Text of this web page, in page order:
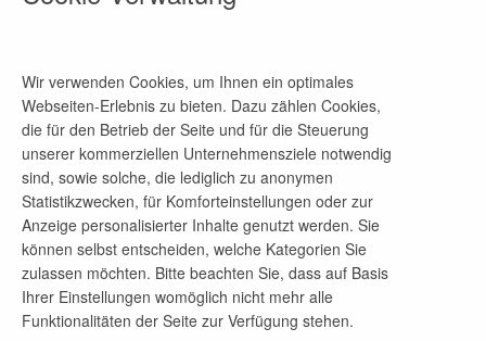
E-Mail-Adresse
personal@opelka.de
Firmenprofil
Wir arbeiten für die Zukunft der Backwarenbranche.
Unsere innovativen Maschinen ermöglichen
Bäckereien aller Größenordnungen die
zuverlässige Produktion von hochwertigem
Wir verwenden Cookies, um Ihnen ein optimales
Webseiten-Erlebnis zu bieten. Dazu zählen Cookies,
die für den Betrieb der Seite und für die Steuerung
unserer kommerziellen Unternehmensziele notwendig
sind, sowie solche, die lediglich zu anonymen
Statistikzwecken, für Komforteinstellungen oder zur
Anzeige personalisierter Inhalte genutzt werden. Sie
können selbst entscheiden, welche Kategorien Sie
zulassen möchten. Bitte beachten Sie, dass auf Basis
Ihrer Einstellungen womöglich nicht mehr alle
Funktionalitäten der Seite zur Verfügung stehen.